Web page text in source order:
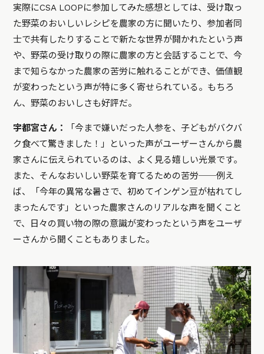
実際にCSA LOOPに参加してみた感想としては、受け取っ
た野菜のおいしいレシピを農家の方に聞いたり、参加者同
士で共有したりすることで新たな世界が開かれたという声
や、野菜の受け取りの際に農家の方と会話することで、今
まで知らなかった農家の苦労に触れることができ、価値観
が変わったという声が特に多く寄せられている。もちろ
ん、野菜のおいしさも好評だ。
宇都宮さん：
「今まで嫌いだった人参を、子どもがバクバ
ク食べて驚きました！」といった声がユーザーさんから農
家さんに伝えられているのは、よく見る嬉しい光景です。
また、そんなおいしい野菜を育てるための苦労──例え
ば、「今年の異常な暑さで、初めてインゲン豆が枯れてし
まったんです」といった農家さんのリアルな声を聞くこと
で、日々の買い物の際の意識が変わったという声をユーザ
ーさんから聞くこともありました。